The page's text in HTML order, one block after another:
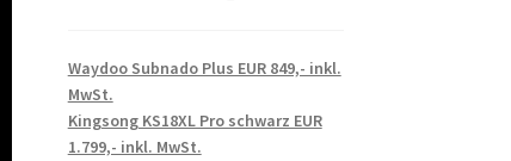
Waydoo Subnado Plus EUR 849,- inkl.
MwSt.
Kingsong KS18XL Pro schwarz EUR
1.799,- inkl. MwSt.